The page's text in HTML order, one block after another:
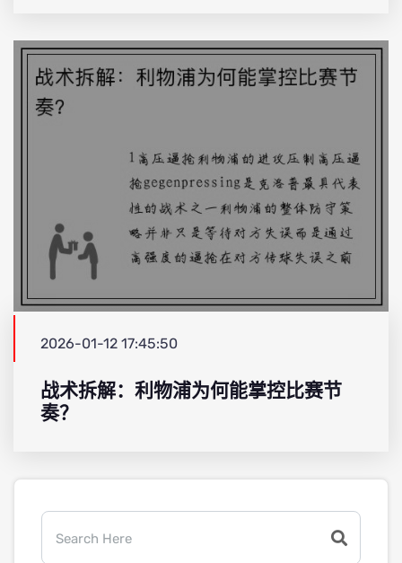
2026-01-12 17:45:50
战术拆解：利物浦为何能掌控比赛节
奏？